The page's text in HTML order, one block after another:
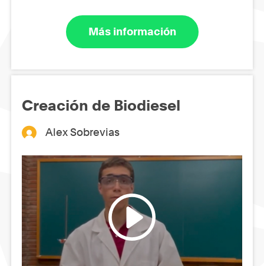
Más información
Creación de Biodiesel
Alex Sobrevias